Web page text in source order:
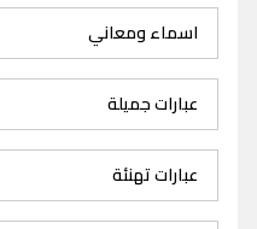
اسماء ومعاني
عبارات جميلة
عبارات تهنئة